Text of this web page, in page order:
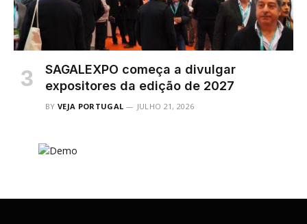
SAGALEXPO começa a divulgar
expositores da edição de 2027
BY VEJA PORTUGAL JULHO 21, 2026